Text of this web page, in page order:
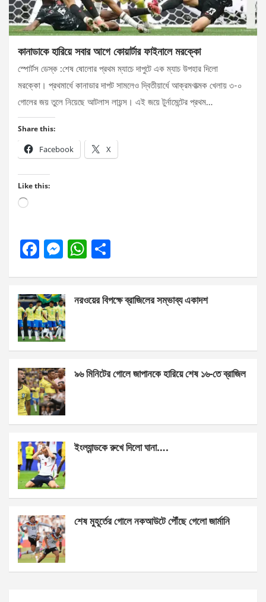
কানাডাকে হারিয়ে সবার আগে কোয়ার্টার ফাইনালে মরক্কো
স্পোর্টস ডেস্ক :শেষ ষোলোর প্রথম ম্যাচে দাপুটে এক ম্যাচ উপহার দিলো
মরক্কো। প্রথমার্ধে কানাডার দাপট সামলেও দ্বিতীয়ার্ধে আক্রমণাত্মক খেলায় ৩-০
গোলের জয় তুলে নিয়েছে আটলাস লায়ন্স। এই জয়ে টুর্নামেন্টের প্রথম…
Share this:
Facebook X
Like this:
Loading…
F
b
o
o
k
M
n
g
er
W
s
p
e
নরওয়ের বিপক্ষে ব্রাজিলের সম্ভাব্য একাদশ
৯৬ মিনিটের গোলে জাপানকে হারিয়ে শেষ ১৬-তে ব্রাজিল
ইংল্যান্ডকে রুখে দিলো ঘানা….
শেষ মুহূর্তের গোলে নকআউটে পৌঁছে গেলো জার্মানি